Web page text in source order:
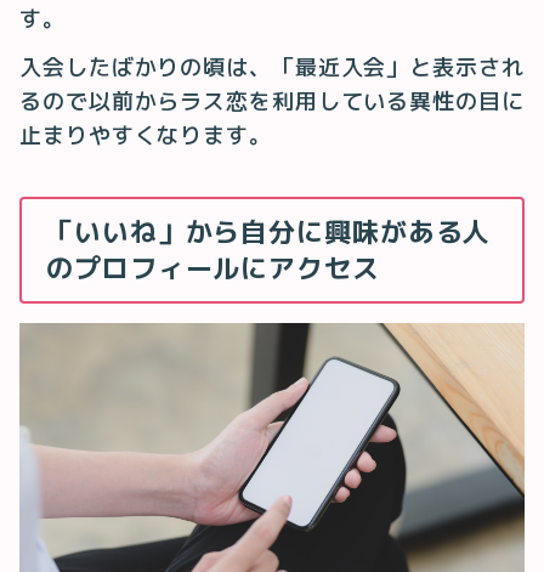
す。
入会したばかりの頃は、「最近入会」と表示され
るので以前からラス恋を利用している異性の目に
止まりやすくなります。
「いいね」から自分に興味がある人
のプロフィールにアクセス